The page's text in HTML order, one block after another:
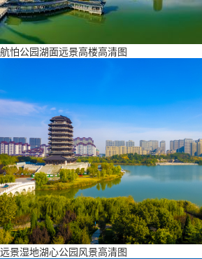
航怕公园湖面远景高楼高清图
远景湿地湖心公园风景高清图